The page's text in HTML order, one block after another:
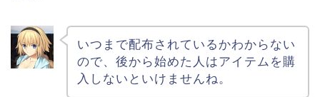
いつまで配布されているかわからない
ので、後から始めた人はアイテムを購
入しないといけませんね。